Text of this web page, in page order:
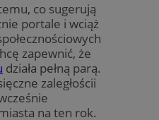
co sugerują
portale i wciąż
zapewnić, że
działa pełną parą.
zaległościi
na ten rok.